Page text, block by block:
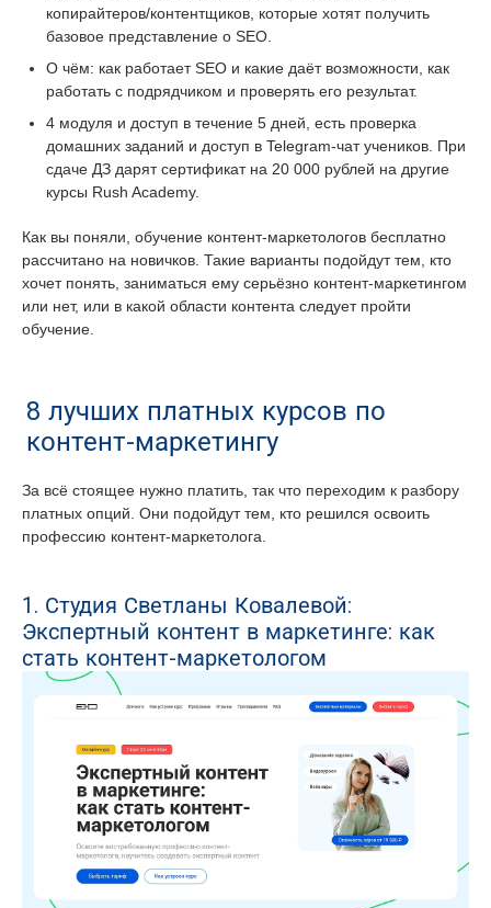
копирайтеров/контентщиков, которые хотят получить
базовое представление о SEO.
О чём: как работает SEO и какие даёт возможности, как
работать с подрядчиком и проверять его результат.
4 модуля и доступ в течение 5 дней, есть проверка
домашних заданий и доступ в Telegram-чат учеников. При
сдаче ДЗ дарят сертификат на 20 000 рублей на другие
курсы Rush Academy.
Как вы поняли, обучение контент-маркетологов бесплатно
рассчитано на новичков. Такие варианты подойдут тем, кто
хочет понять, заниматься ему серьёзно контент-маркетингом
или нет, или в какой области контента следует пройти
обучение.
8 лучших платных курсов по
контент-маркетингу
За всё стоящее нужно платить, так что переходим к разбору
платных опций. Они подойдут тем, кто решился освоить
профессию контент-маркетолога.
1. Студия Светланы Ковалевой:
Экспертный контент в маркетинге: как
стать контент-маркетологом